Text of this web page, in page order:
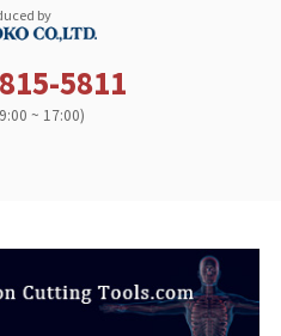
by
5811
9:00 ~ 17:00)